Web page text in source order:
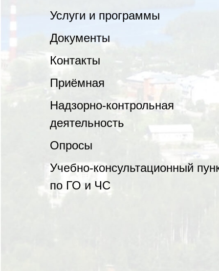
Услуги и программы
Документы
Контакты
Приёмная
Надзорно-контрольная
деятельность
Опросы
Учебно-консультационный
по ГО и ЧС